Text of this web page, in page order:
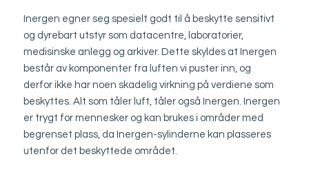
Inergen egner seg spesielt godt til å beskytte sensitivt
og dyrebart utstyr som datacentre, laboratorier,
medisinske anlegg og arkiver. Dette skyldes at Inergen
består av komponenter fra luften vi puster inn, og
derfor ikke har noen skadelig virkning på verdiene som
beskyttes. Alt som tåler luft, tåler også Inergen. Inergen
er trygt for mennesker og kan brukes i områder med
begrenset plass, da Inergen-sylinderne kan plasseres
utenfor det beskyttede området.